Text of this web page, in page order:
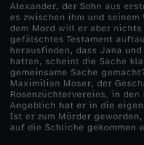
s
-
A
l
l
Alexander, der Sohn aus
es zwischen ihm und
dem Mord will er aber nichts
gefälschtes Testament
herausfinden, dass Jana
hatten, scheint die Sache
gemeinsame Sache
Maximilian Moser, der
Rosenzüchtervereins, in den
Angeblich hat er in die
Ist er zum Mörder
auf die Schliche gekommen